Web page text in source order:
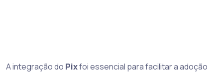
A integração do Pixfoi essencial para facilitar a adoção